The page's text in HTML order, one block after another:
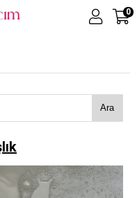
0
Ara